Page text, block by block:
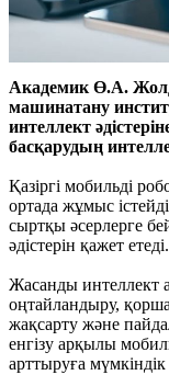
Академик Ө.А.
машинатану
интеллект
басқарудың
Қазіргі мобильді
ортада жұмыс
сыртқы әсерлерге
әдістерін қажет етеді.
Жасанды интеллект
оңтайландыру,
жақсарту және
енгізу арқылы
арттыруға мүмкіндік